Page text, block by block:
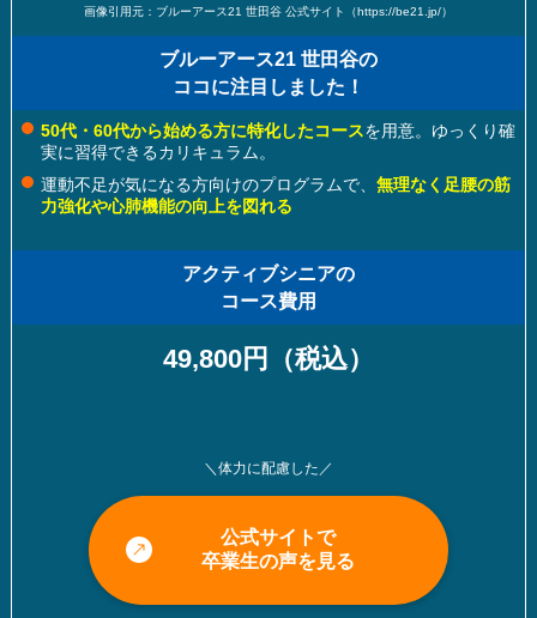
画像引用元：ブルーアース21 世田谷 公式サイト（https://be21.jp/）
ブルーアース21 世田谷の
ココに注目しました！
50代・60代から始める方に特化したコースを用意。ゆっくり確
実に習得できるカリキュラム。
運動不足が気になる方向けのプログラムで、 無理なく足腰の筋
力強化や心肺機能の向上を図れる
アクティブシニアの
コース費用
49,800円（税込）
＼体力に配慮した／
公式サイトで
卒業生の声を見る